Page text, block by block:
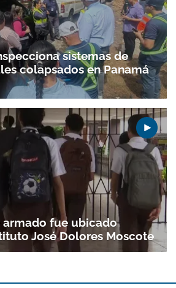
sistemas de
colapsados en Panamá
armado fue ubicado
José Dolores Moscote